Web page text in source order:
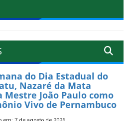
do Dia Estadual do
Nazaré da Mata
Mestre João Paulo como
Vivo de Pernambuco